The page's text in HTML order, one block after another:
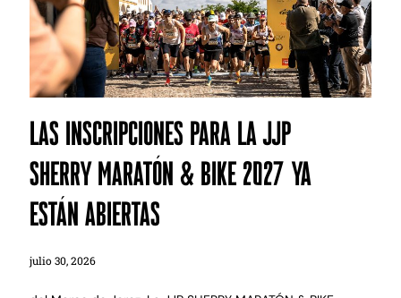
Las inscripciones para la JJP
SHERRY MARATÓN & BIKE 2027 ya
están abiertas
julio 30, 2026